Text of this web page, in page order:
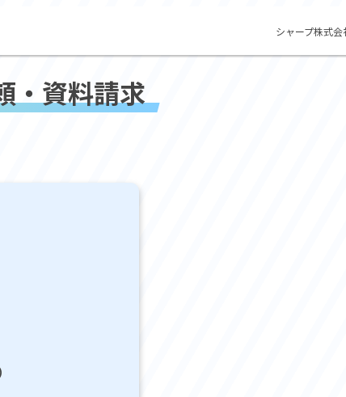
シャープ株式会
・ 資料請求